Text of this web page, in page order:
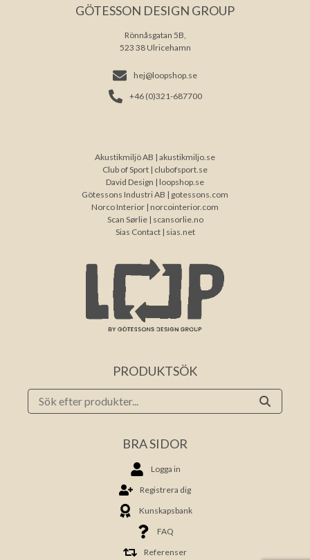
GÖTESSON DESIGN GROUP
Rönnåsgatan 5B,
523 38 Ulricehamn
hej@loopshop.se
+46 (0)321-687700
Akustikmiljö AB | akustikmiljo.se
Club of Sport | clubofsport.se
David Design | loopshop.se
Götessons Industri AB | gotessons.com
Norco Interior | norcointerior.com
Scan Sørlie | scansorlie.no
Sias Contact | sias.net
PRODUKTSÖK
BRA SIDOR
Logga in
Registrera dig
Kunskapsbank
FAQ
Referenser